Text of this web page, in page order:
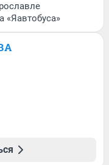
«Яавтобуса»